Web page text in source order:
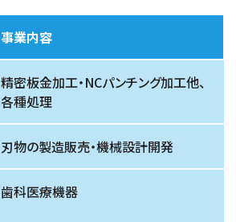
事業内容
精密板金加工・NCパンチング加工他、
各種処理
刃物の製造販売・機械設計開発
歯科医療機器